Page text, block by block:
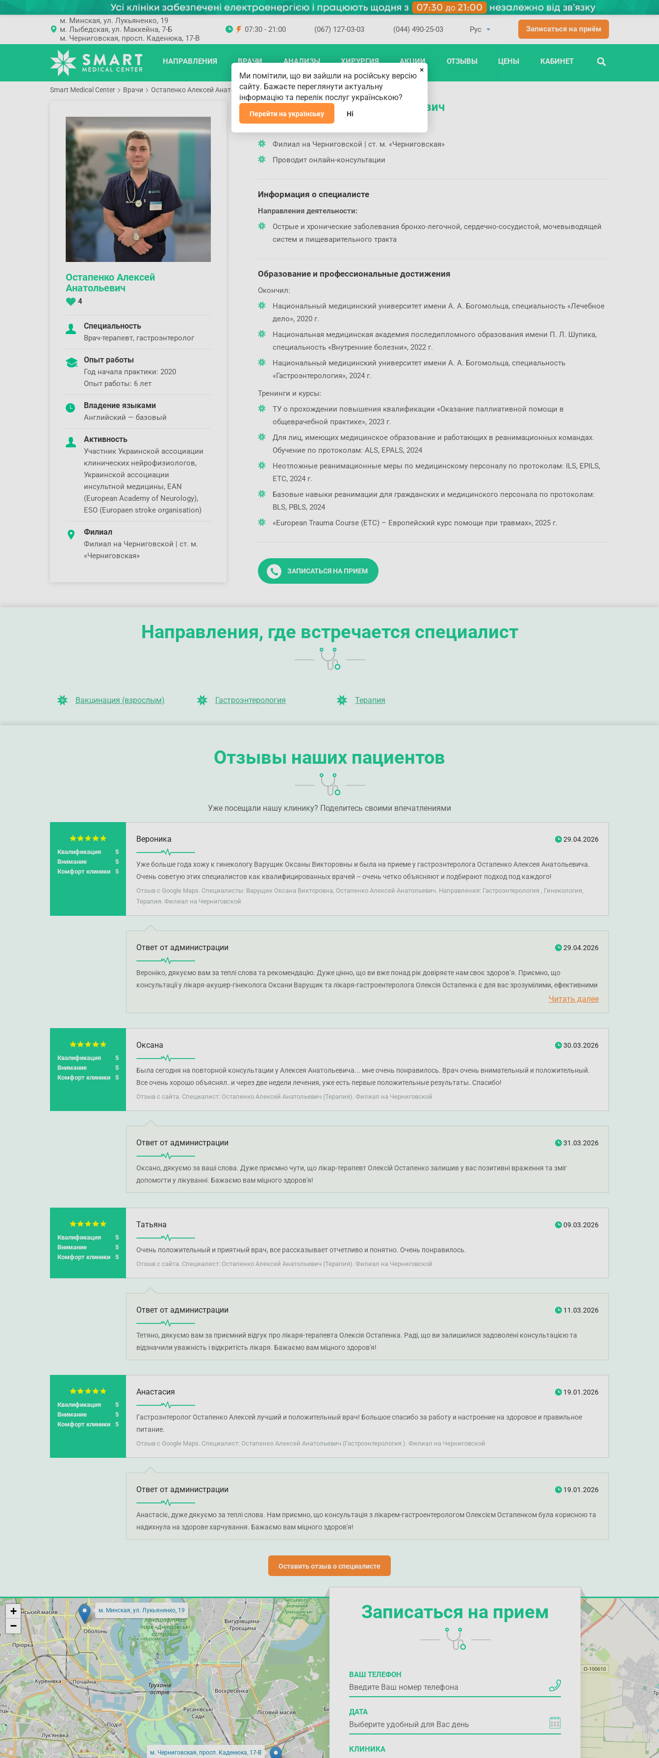
ПОИСК
м. Минская, ул. Лукьяненко, 19
м. Лыбедская, ул. Маккейна, 7-Б
м. Черниговская, просп. Каденюка, 17-В
07:30 - 21:00 (067) 127-03-03 (044) 490-25-03 Записаться на приём
НАПРАВЛЕНИЯ ВРАЧИ АНАЛИЗЫ ХИРУРГИЯ АКЦИИ ОТЗЫВЫ ЦЕНЫ КАБИНЕТ
Smart Medical Center Врачи Остапенко Алексей Анатольевич
Остапенко Алексей
Анатольевич
4
Специальность
Врач-терапевт, гастроэнтеролог
Опыт работы
Год начала практики: 2020
Опыт работы: 6 лет
Владение языками
Английский — базовый
Активность
Участник Украинской ассоциации
клинических нейрофизиологов,
Украинской ассоциации
инсультной медицины, EAN
(European Academy of Neurology),
ESO (Europaen stroke organisation)
Филиал
Филиал на Черниговской | ст. м.
«Черниговская»
Остапенко Алексей Анатольевич
Филиал на Черниговской | ст. м. «Черниговская»
Проводит онлайн-консультации
Информация о специалисте
Направления деятельности:
Острые и хронические заболевания бронхо-легочной, сердечно-сосудистой, мочевыводящей
систем и пищеварительного тракта
Образование и профессиональные достижения
Окончил:
Национальный медицинский университет имени А. А. Богомольца, специальность «Лечебное
дело», 2020 г.
Национальная медицинская академия последипломного образования имени П. Л. Шупика,
специальность «Внутренние болезни», 2022 г.
Национальный медицинский университет имени А. А. Богомольца, специальность
«Гастроэнтерология», 2024 г.
Тренинги и курсы:
ТУ о прохождении повышения квалификации «Оказание паллиативной помощи в
общеврачебной практике», 2023 г.
Для лиц, имеющих медицинское образование и работающих в реанимационных командах.
Обучение по протоколам: ALS, EPALS, 2024
Неотложные реанимационные меры по медицинскому персоналу по протоколам: ILS, EPILS,
ETC, 2024 г.
Базовые навыки реанимации для гражданских и медицинского персонала по протоколам:
BLS, PBLS, 2024
«European Trauma Course (ETС) – Европейский курс помощи при травмах», 2025 г.
ЗАПИСАТЬСЯ НА ПРИЕМ
Направления, где встречается специалист
Вакцинация (взрослым) Гастроэнтерология Терапия
Отзывы наших пациентов
Уже посещали нашу клинику? Поделитесь своими впечатлениями
Квалификация
5
Внимание
5
Комфорт клиники
5
Вероника 29.04.2026
Уже больше года хожу к гинекологу Варущик Оксаны Викторовны и была на приеме у гастроэнтеролога Остапенко Алексея Анатольевича.
Очень советую этих специалистов как квалифицированных врачей – очень четко объясняют и подбирают подход под каждого!
Отзыв с Google Maps. Специалисты: Варущик Оксана Викторовна, Остапенко Алексей Анатольевич. Направления: Гастроэнтерология , Гинекология,
Терапия. Филиал на Черниговской
Ответ от администрации 29.04.2026
Вероніко, дякуємо вам за теплі слова та рекомендацію. Дуже цінно, що ви вже понад рік довіряєте нам своє здоров’я. Приємно, що
консультації у лікаря-акушер-гінеколога Оксани Варущик та лікаря-гастроентеролога Олексія Остапенка є для вас зрозумілими, ефективними
Читать далее
Квалификация
5
Внимание
5
Комфорт клиники
5
Оксана 30.03.2026
Была сегодня на повторной консультации у Алексея Анатольевича... мне очень понравилось. Врач очень внимательный и положительный.
Все очень хорошо объяснял..и через две недели лечения, уже есть первые положительные результаты. Спасибо!
Отзыв с сайта. Специалист: Остапенко Алексей Анатольевич (Терапия). Филиал на Черниговской
Ответ от администрации 31.03.2026
Оксано, дякуємо за ваші слова. Дуже приємно чути, що лікар-терапевт Олексій Остапенко залишив у вас позитивні враження та зміг
допомогти у лікуванні. Бажаємо вам міцного здоров'я!
Квалификация
5
Внимание
5
Комфорт клиники
5
Татьяна 09.03.2026
Очень положительный и приятный врач, все рассказывает отчетливо и понятно. Очень понравилось.
Отзыв с сайта. Специалист: Остапенко Алексей Анатольевич (Терапия). Филиал на Черниговской
Ответ от администрации 11.03.2026
Тетяно, дякуємо вам за приємний відгук про лікаря-терапевта Олексія Остапенка. Раді, що ви залишилися задоволені консультацією та
відзначили уважність і відкритість лікаря. Бажаємо вам міцного здоров'я!
Квалификация
5
Внимание
5
Комфорт клиники
5
Анастасия 19.01.2026
Гастроэнтеролог Остапенко Алексей лучший и положительный врач! Большое спасибо за работу и настроение на здоровое и правильное
питание.
Отзыв с Google Maps. Специалист: Остапенко Алексей Анатольевич (Гастроэнтерология ). Филиал на Черниговской
Ответ от администрации 19.01.2026
Анастасіє, дуже дякуємо за теплі слова. Нам приємно, що консультація з лікарем-гастроентерологом Олексієм Остапенком була корисною та
надихнула на здорове харчування. Бажаємо вам міцного здоров'я!
Оставить отзыв о специалисте
Записаться на прием
ВАШ ТЕЛЕФОН
ДАТА
КЛИНИКА
м. Минская, ул. Лукьяненко, 19
м. Черниговская, просп. Каденюка, 17-В
+
−
×
Ми помітили, що ви зайшли на російську версію
сайту. Бажаєте переглянути актуальну
інформацію та перелік послуг українською?
Перейти на українську Ні